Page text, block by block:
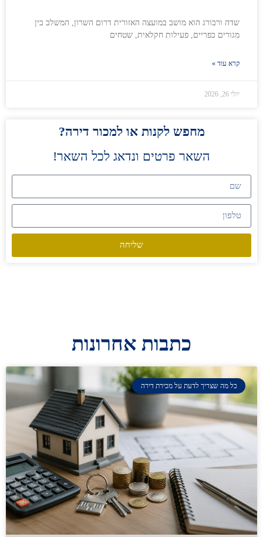
שדה ורבורג הוא מושב במועצה האזורית דרום השרון, המשלב בין
מגורים כפריים, פעילות חקלאית, שטחים
קרא עוד »
יולי 26, 2026
מחפש לקנות או למכור דירה?
השאר פרטים ונדאג לכל השאר!
שליחה
כתבות אחרונות
כל מה שצריך לדעת על מכירת דירה